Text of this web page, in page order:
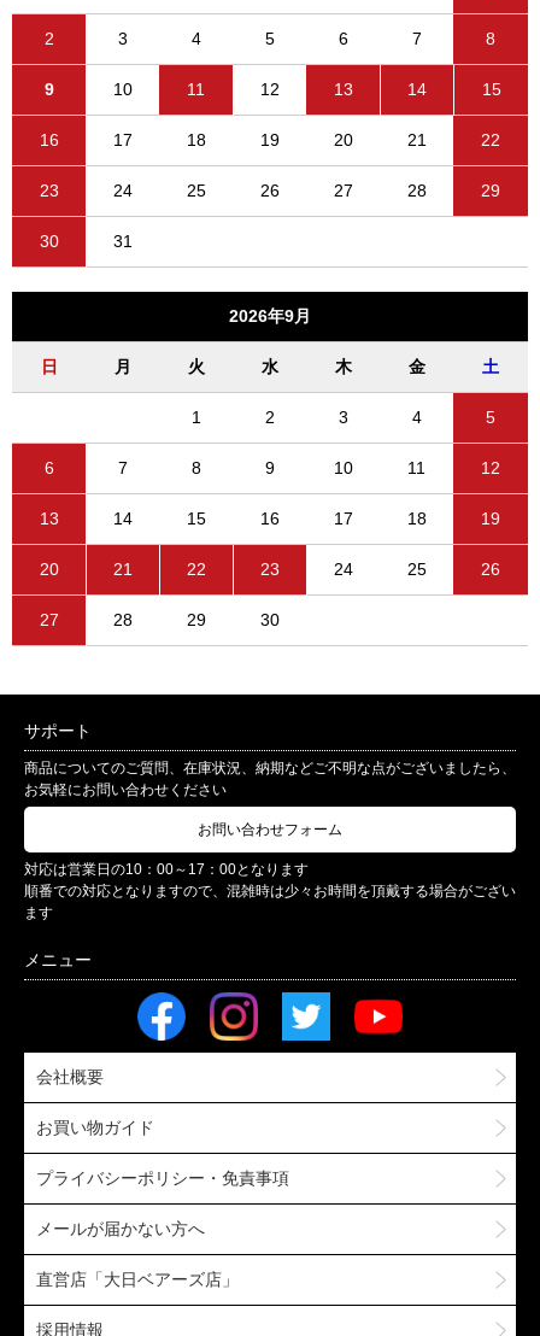
2 3 4 5 6 7 8
9 10 11 12 13 14 15
16 17 18 19 20 21 22
23 24 25 26 27 28 29
30 31
2026年9月
日 月 火 水 木 金 土
1 2 3 4 5
6 7 8 9 10 11 12
13 14 15 16 17 18 19
20 21 22 23 24 25 26
27 28 29 30
サポート
商品についてのご質問、在庫状況、納期などご不明な点がございましたら、
お気軽にお問い合わせください
お問い合わせフォーム
対応は営業日の10：00～17：00となります
順番での対応となりますので、混雑時は少々お時間を頂戴する場合がござい
ます
会社概要
お買い物ガイド
プライバシーポリシー・免責事項
メールが届かない方へ
直営店「大日ベアーズ店」
採用情報